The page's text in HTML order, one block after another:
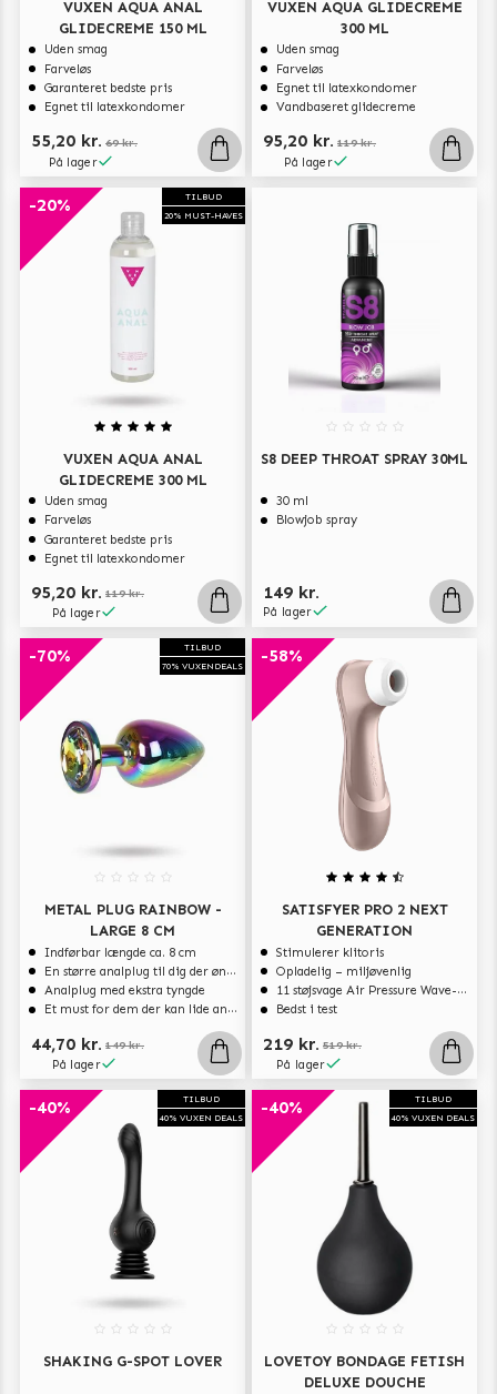
VUXEN AQUA ANAL
GLIDECREME 150 ML
Uden smag
Farveløs
Garanteret bedste pris
Egnet til latexkondomer
55,20 kr. 69 kr.
På lager
VUXEN AQUA GLIDECREME
300 ML
Uden smag
Farveløs
Egnet til latexkondomer
Vandbaseret glidecreme
95,20 kr. 119 kr.
På lager
TILBUD
20% MUST-HAVES
-20%
VUXEN AQUA ANAL
GLIDECREME 300 ML
Uden smag
Farveløs
Garanteret bedste pris
Egnet til latexkondomer
95,20 kr. 119 kr.
På lager
S8 DEEP THROAT SPRAY 30ML
30 ml
Blowjob spray
149 kr.
På lager
TILBUD
70% VUXENDEALS
-70%
METAL PLUG RAINBOW -
LARGE 8 CM
Indførbar længde ca. 8 cm
En større analplug til dig der ønsker at blive fyldt
Analplug med ekstra tyngde
Et must for dem der kan lide analsex og analt sexlegetøj
44,70 kr. 149 kr.
På lager
-58%
SATISFYER PRO 2 NEXT
GENERATION
Stimulerer klitoris
Opladelig – miljøvenlig
11 støjsvage Air Pressure Wave-programmer
Bedst i test
219 kr. 519 kr.
På lager
TILBUD
40% VUXEN DEALS
-40%
SHAKING G-SPOT LOVER
TILBUD
40% VUXEN DEALS
-40%
LOVETOY BONDAGE FETISH
DELUXE DOUCHE